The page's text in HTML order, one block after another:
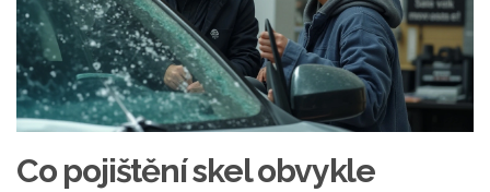
Co pojištění skel obvykle